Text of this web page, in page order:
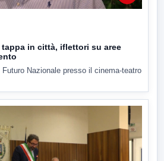
in città, iflettori su aree
Nazionale presso il cinema-teatro